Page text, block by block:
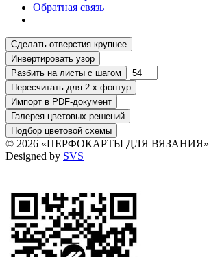
Обратная связь
© 2026 «ПЕРФОКАРТЫ ДЛЯ ВЯЗАНИЯ»
Designed by SVS